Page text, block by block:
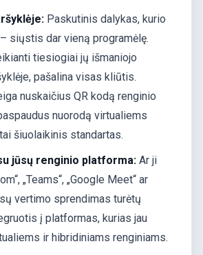
Paskutinis dalykas, kurio
siųstis dar vieną programėlę.
tiesiogiai jų išmaniojo
pašalina visas kliūtis.
nuskaičius QR kodą renginio
nuorodą virtualiems
šiuolaikinis standartas.
jūsų renginio platforma: Ar ji
„Teams“, „Google Meet“ ar
vertimo sprendimas turėtų
į platformas, kurias jau
ir hibridiniams renginiams.